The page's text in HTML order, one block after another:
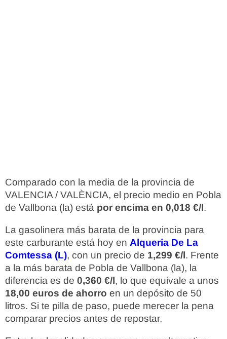
Comparado con la media de la provincia de
VALENCIA / VALÈNCIA, el precio medio en Pobla
de Vallbona (la) está por encima en 0,018 €/l.
La gasolinera más barata de la provincia para
este carburante está hoy en Alqueria De La
Comtessa (L), con un precio de 1,299 €/l. Frente
a la más barata de Pobla de Vallbona (la), la
diferencia es de 0,360 €/l, lo que equivale a unos
18,00 euros de ahorro en un depósito de 50
litros. Si te pilla de paso, puede merecer la pena
comparar precios antes de repostar.